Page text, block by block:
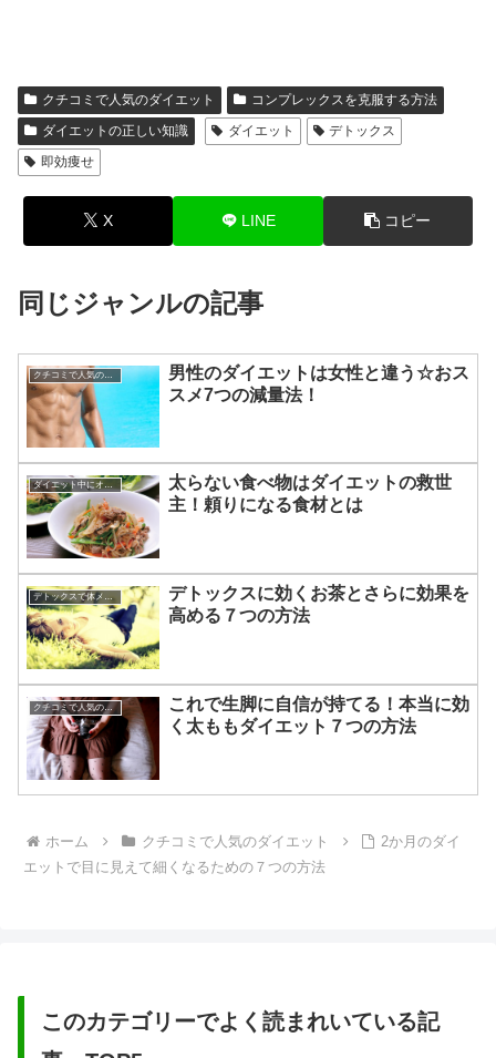
クチコミで人気のダイエット
コンプレックスを克服する方法
ダイエットの正しい知識
ダイエット
デトックス
即効痩せ
X LINE コピー
同じジャンルの記事
クチコミで人気のダイエット
男性のダイエットは女性と違う☆おス
スメ7つの減量法！
ダイエット中にオススメの食材
太らない食べ物はダイエットの救世
主！頼りになる食材とは
デトックスに効くお茶とさらに効果を
高める７つの方法
クチコミで人気のダイエット
これで生脚に自信が持てる！本当に効
く太ももダイエット７つの方法
ホーム クチコミで人気のダイエット
2か月のダイ
エットで目に見えて細くなるための７つの方法
このカテゴリーでよく読まれいている記